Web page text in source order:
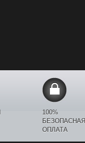
100%
БЕЗОПАСНАЯ
ОПЛАТА